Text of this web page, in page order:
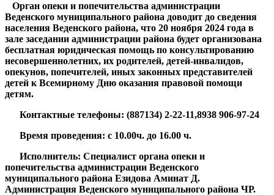
Орган опеки и попечительства администрации
Веденского муниципального района доводит до сведения
населения Веденского района, что 20 ноября 2024 года в
зале заседании администрации района будет организована
бесплатная юридическая помощь по консультированию
несовершеннолетних, их родителей, детей-инвалидов,
опекунов, попечителей, иных законных представителей
детей к Всемирному Дню оказания правовой помощи
детям.
Контактные телефоны: (887134) 2-22-11,8938 906-97-24
Время проведения: с 10.00ч. до 16.00 ч.
Исполнитель: Специалист органа опеки и
попечительства администрации Веденского
муниципального района Езидова Аминат Д.
Администрация Веденского муниципального района ЧР.